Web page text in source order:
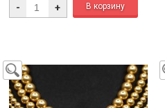
- +